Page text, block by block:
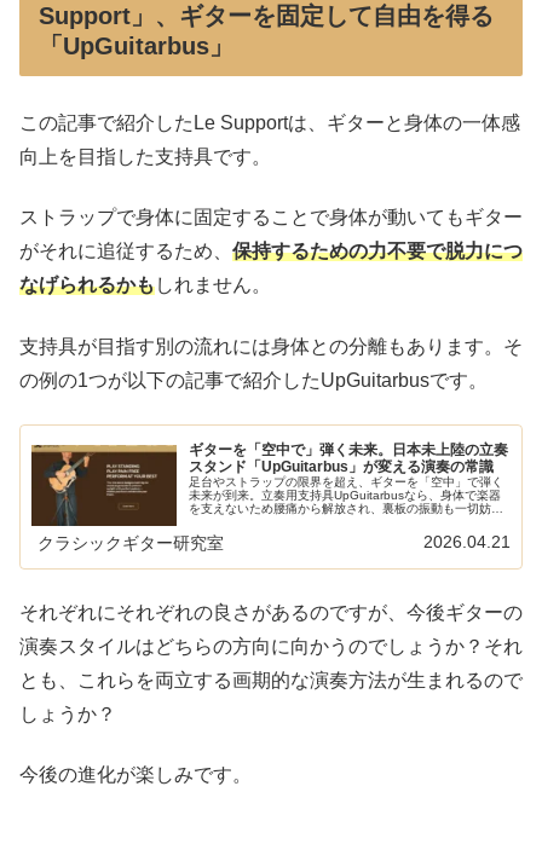
Support」、ギターを固定して自由を得る
「UpGuitarbus」
この記事で紹介したLe Supportは、ギターと身体の一体感
向上を目指した支持具です。
ストラップで身体に固定することで身体が動いてもギター
がそれに追従するため、 保持するための力不要で脱力につ
なげられるかもしれません。
支持具が目指す別の流れには身体との分離もあります。そ
の例の1つが以下の記事で紹介したUpGuitarbusです。
ギターを「空中で」弾く未来。日本未上陸の立奏
スタンド「UpGuitarbus」が変える演奏の常識
足台やストラップの限界を超え、ギターを「空中」で弾く
未来が到来。立奏用支持具UpGuitarbusなら、身体で楽器
を支えないため腰痛から解放され、裏板の振動も一切妨げ
と、日本からの入手方法について考察します。
クラシックギター研究室 2026.04.21
それぞれにそれぞれの良さがあるのですが、今後ギターの
演奏スタイルはどちらの方向に向かうのでしょうか？それ
とも、これらを両立する画期的な演奏方法が生まれるので
しょうか？
今後の進化が楽しみです。